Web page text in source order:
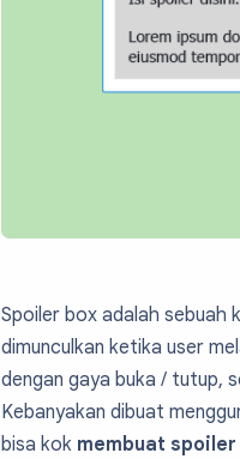
Spoiler box adalah sebuah
dimunculkan ketika user
dengan gaya buka / tutup,
Kebanyakan dibuat
bisa kok membuat